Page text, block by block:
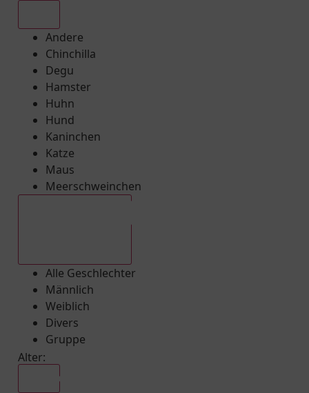
Andere
Chinchilla
Degu
Hamster
Huhn
Hund
Kaninchen
Katze
Maus
Meerschweinchen
Alle Geschlechter
Männlich
Weiblich
Divers
Gruppe
Alter: